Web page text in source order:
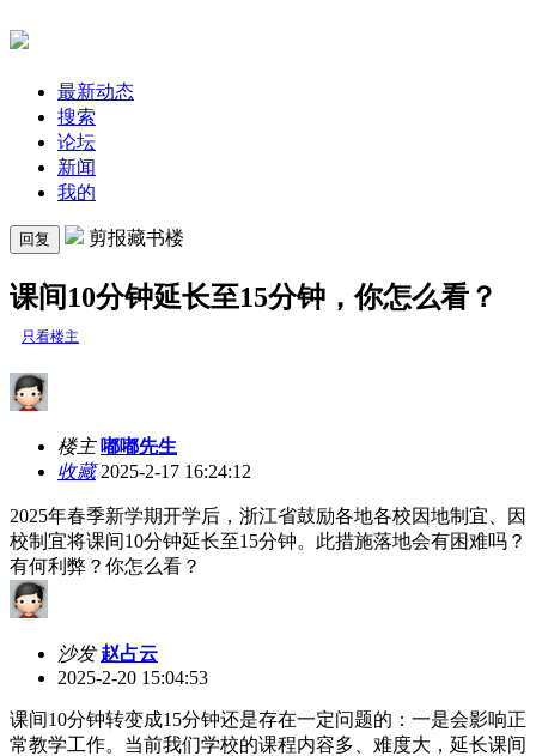
最新动态
搜索
论坛
新闻
我的
回复 剪报藏书楼
课间10分钟延长至15分钟，你怎么看？
只看楼主
楼主 嘟嘟先生
收藏2025-2-17 16:24:12
2025年春季新学期开学后，浙江省鼓励各地各校因地制宜、因
校制宜将课间10分钟延长至15分钟。此措施落地会有困难吗？
有何利弊？你怎么看？
沙发 赵占云
2025-2-20 15:04:53
课间10分钟转变成15分钟还是存在一定问题的：一是会影响正
常教学工作。当前我们学校的课程内容多、难度大，延长课间